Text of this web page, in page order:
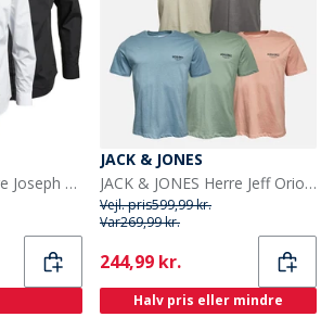
JACK & JONES Herre Joseph Tre-pakke Langærmede Skjorter Blå/Hvid/Sort
JACK & JONES
JACK & JONES Herre Jeff Orion T-shirts 5-pak Moonbeam/Castlerock/Mountain Spring/Coral Almond/Iceberg Green
Vejl. pris599,99 kr.
Var269,99 kr.
Current
244,99 kr.
Halv pris eller mindre